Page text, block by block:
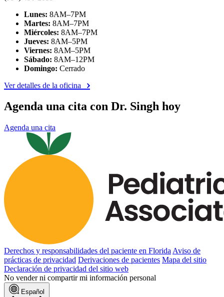
Lunes: 8AM–7PM
Martes: 8AM–7PM
Miércoles: 8AM–7PM
Jueves: 8AM–5PM
Viernes: 8AM–5PM
Sábado: 8AM–12PM
Domingo: Cerrado
Ver detalles de la oficina
Agenda una cita con Dr. Singh hoy
Agenda una cita
Derechos y responsabilidades del paciente en Florida Aviso de
prácticas de privacidad Derivaciones de pacientes Mapa del sitio
Declaración de privacidad del sitio web
No vender ni compartir mi información personal
Español